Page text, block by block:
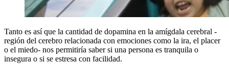
Tanto es así que la cantidad de dopamina en la amígdala cerebral -
región del cerebro relacionada con emociones como la ira, el placer
o el miedo- nos permitiría saber si una persona es tranquila o
insegura o si se estresa con facilidad.